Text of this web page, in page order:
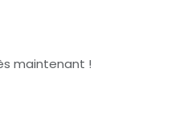
maintenant !